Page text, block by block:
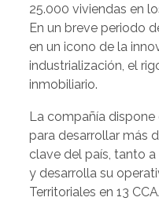
25.000 viviendas en
En un breve periodo
en un icono de la
industrialización, el
inmobiliario.
La compañía
para desarrollar más
clave del país, tanto
y desarrolla su
Territoriales en 13